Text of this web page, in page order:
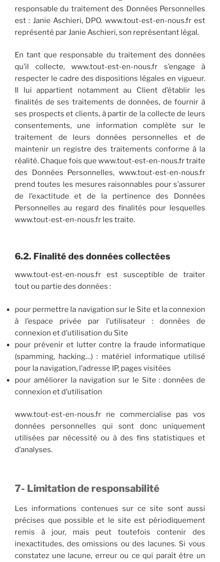
responsable du traitement des Données Personnelles
est : Janie Aschieri, DPO. www.tout-est-en-nous.fr est
représenté par Janie Aschieri, son représentant légal.
En tant que responsable du traitement des données
qu’il collecte, www.tout-est-en-nous.fr s’engage à
respecter le cadre des dispositions légales en vigueur.
Il lui appartient notamment au Client d’établir les
finalités de ses traitements de données, de fournir à
ses prospects et clients, à partir de la collecte de leurs
consentements, une information complète sur le
traitement de leurs données personnelles et de
maintenir un registre des traitements conforme à la
réalité. Chaque fois que www.tout-est-en-nous.fr traite
des Données Personnelles, www.tout-est-en-nous.fr
prend toutes les mesures raisonnables pour s’assurer
de l’exactitude et de la pertinence des Données
Personnelles au regard des finalités pour lesquelles
www.tout-est-en-nous.fr les traite.
6.2. Finalité des données collectées
www.tout-est-en-nous.fr est susceptible de traiter
tout ou partie des données :
pour permettre la navigation sur le Site et la connexion
à l’espace privée par l’utilisateur : données de
connexion et d’utilisation du Site
pour prévenir et lutter contre la fraude informatique
(spamming, hacking…) : matériel informatique utilisé
pour la navigation, l’adresse IP, pages visitées
pour améliorer la navigation sur le Site : données de
connexion et d’utilisation
www.tout-est-en-nous.fr ne commercialise pas vos
données personnelles qui sont donc uniquement
utilisées par nécessité ou à des fins statistiques et
d’analyses.
7- Limitation de responsabilité
Les informations contenues sur ce site sont aussi
précises que possible et le site est périodiquement
remis à jour, mais peut toutefois contenir des
inexactitudes, des omissions ou des lacunes. Si vous
constatez une lacune, erreur ou ce qui paraît être un